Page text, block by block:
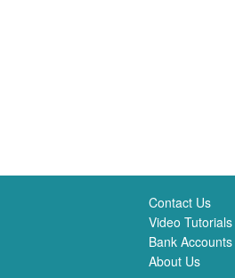
Contact Us
Video Tutorials
Bank Accounts
About Us